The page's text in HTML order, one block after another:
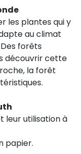
les plantes qui y
au climat
forêts
découvrir cette
la forêt
leur utilisation à
papier.